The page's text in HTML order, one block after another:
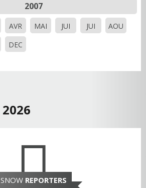
2007
AVR MAI JUI JUI
AOU
DEC
2026
SNOW REPORTERS